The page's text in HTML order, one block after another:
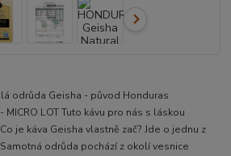
odrůda Geisha - původ Honduras
LOT Tuto kávu pro nás s láskou
je káva Geisha vlastně zač? Jde o jednu z
odrůda pochází z okolí vesnice